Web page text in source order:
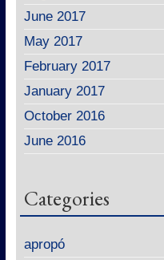
June 2017
May 2017
February 2017
January 2017
October 2016
June 2016
Categories
apropó